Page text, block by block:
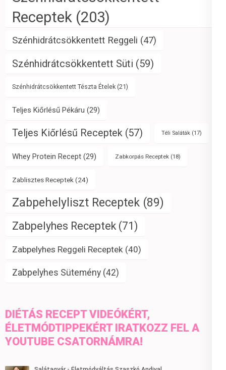
Receptek (203)
Szénhidrátcsökkentett Reggeli (47)
Szénhidrátcsökkentett Süti (59)
Szénhidrátcsökkentett Tészta Ételek (21)
Teljes Kiőrlésű Pékáru (29)
Teljes Kiőrlésű Receptek (57) Téli Saláták (17)
Whey Protein Recept (29) Zabkorpás Receptek (18)
Zablisztes Receptek(24)
Zabpehelyliszt Receptek (89)
Zabpelyhes Receptek (71)
Zabpelyhes Reggeli Receptek (40)
Zabpelyhes Sütemény (42)
DIÉTÁS RECEPT VIDEÓKÉRT,
ÉLETMÓDTIPPEKÉRT IRATKOZZ FEL A
YOUTUBE CSATORNÁMRA!